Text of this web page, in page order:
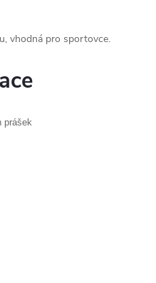
vhodná pro sportovce.
prášek